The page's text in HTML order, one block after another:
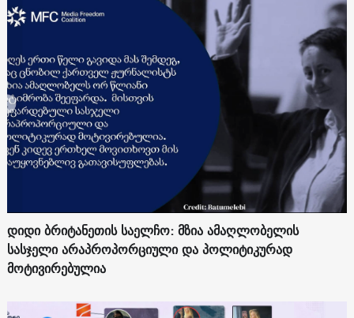
დიდი ბრიტანეთის საელჩო: მზია ამაღლობელის
სასჯელი არაპროპორციული და პოლიტიკურად
მოტივირებულია